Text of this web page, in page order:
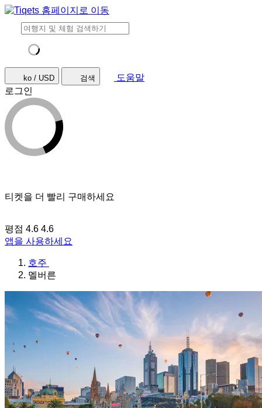
ko / USD 검색
도움말
로그인
티켓을 더 빨리 구매하세요
평점 4.6 4.6
앱을 사용하세요
호주
멜버른